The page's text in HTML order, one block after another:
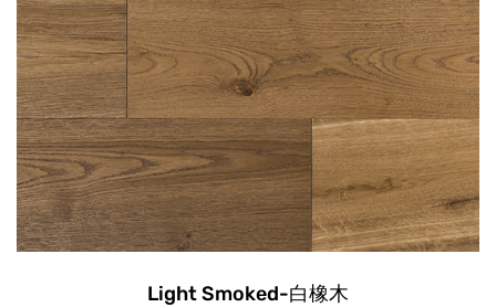
Light Smoked-白橡木